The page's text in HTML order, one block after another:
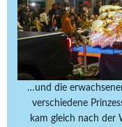
…und die
verschiedene
kam gleich nach der